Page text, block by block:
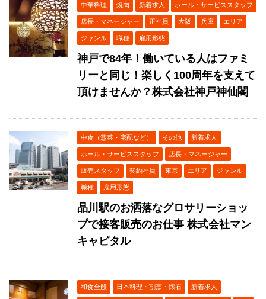
中華料理 焼肉 新着求人 ホール・サービススタッフ
店長・マネージャー 正社員 大阪 兵庫 エリア
ジャンル 職種 雇用形態
神戸で84年！働いている人はファミ
リーと同じ！楽しく100周年を支えて
頂けませんか？株式会社神戸神仙閣
中食（惣菜・宅配など） その他 新着求人
ホール・サービススタッフ 店長・マネージャー
販売スタッフ 契約社員 東京 エリア ジャンル
職種 雇用形態
品川駅のお洒落なグロサリーショッ
プで接客販売のお仕事 株式会社マン
キャピタル
和食全般 日本料理・割烹・懐石 新着求人